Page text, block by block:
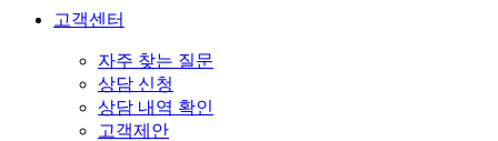
고객센터
자주 찾는 질문
상담 신청
상담 내역 확인
고객제안